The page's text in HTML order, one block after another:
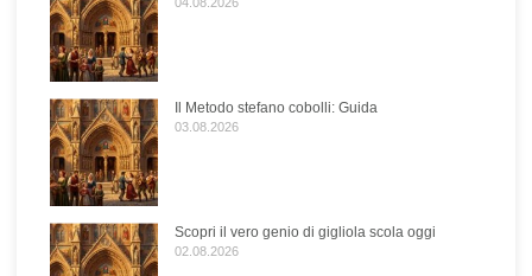
Il Metodo stefano cobolli: Guida
03.08.2026
Scopri il vero genio di gigliola scola oggi
02.08.2026